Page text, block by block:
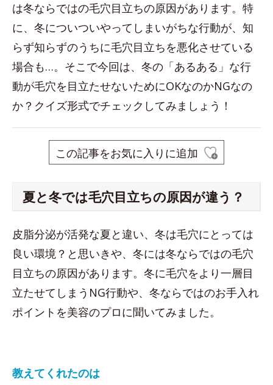
は冬ならではの毛穴目立ちの原因があります。特
に、冬についついやってしまいがちな行動が、知
らず知らずのうちに毛穴目立ちを悪化させている
場合も…。そこで今回は、冬の「あるある」な行
動が毛穴を目立たせないためにOKなのかNGなの
か？クイズ形式でチェックしてみましょう！
この記事をお気に入りに追加
夏と冬では毛穴目立ちの原因が違う？
皮脂分泌が活発な夏と違い、冬は毛穴にとっては
良い環境？と思いきや、冬には冬ならではの毛穴
目立ちの原因があります。冬に毛穴をより一層目
立たせてしまうNG行動や、冬ならではのお手入れ
ポイントを美容のプロに聞いてみました。
教えてくれたのは